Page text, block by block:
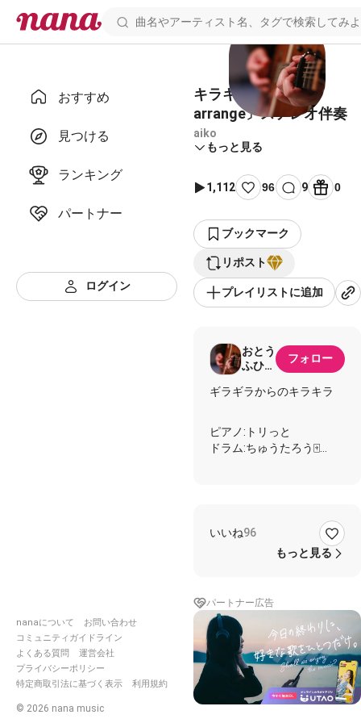
おすすめ
見つける
ランキング
パートナー
ログイン
nanaについて
お問い合わせ
コミュニティガイドライン
よくある質問
運営会社
プライバシーポリシー
特定商取引法に基づく表示
利用規約
© 2026 nana music
キラキラ〔band
arrange〕ステレオ伴奏
aiko
もっと見る
1,112 96 9 0
ブックマーク
リポスト
プレイリストに追加
おとう
ふひな
フォロー
ギラギラからのキラキラ
ピアノ:トリっと
ドラム:ちゅうたろう🀄
待ってるねいつまでも
今日は遅くなるんでしょ
う?
一人寂しくない様に
ヘッドフォンで音楽聴いて
遠い遠い見たことのない
いいね96
もっと見る
パートナー広告